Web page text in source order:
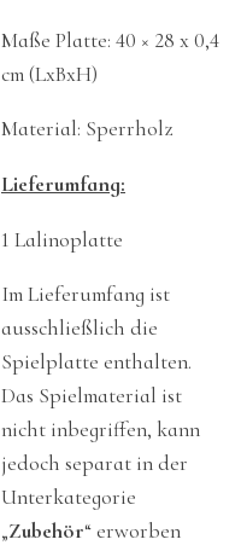
Maße Platte: 40 × 28 x 0,4
cm (LxBxH)
Material: Sperrholz
Lieferumfang:
1 Lalinoplatte
Im Lieferumfang ist
ausschließlich die
Spielplatte enthalten.
Das Spielmaterial ist
nicht inbegriffen, kann
jedoch separat in der
Unterkategorie
„Zubehör“ erworben